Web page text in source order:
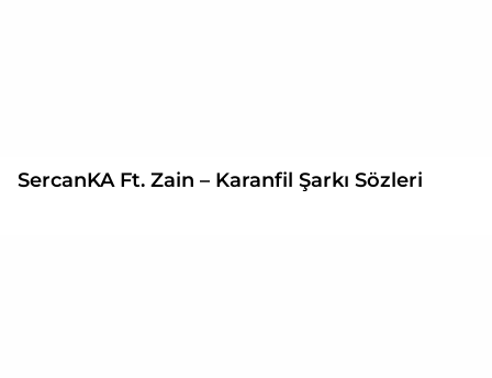
SercanKA Ft. Zain – Karanfil Şarkı Sözleri